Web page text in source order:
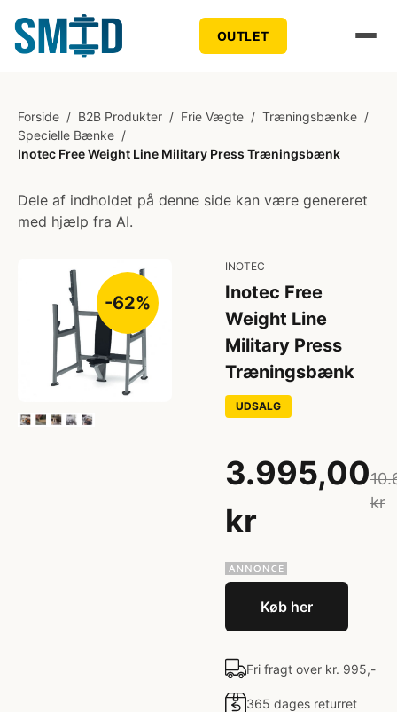
OUTLET
Forside / B2B Produkter / Frie Vægte / Træningsbænke /
Specielle Bænke /
Inotec Free Weight Line Military Press Træningsbænk
Dele af indholdet på denne side kan være genereret
med hjælp fra AI.
-62%
INOTEC
Inotec Free
Weight Line
Military Press
Træningsbænk
UDSALG
3.995,00
kr
kr
Køb her
Fri fragt over kr. 995,-
365 dages returret